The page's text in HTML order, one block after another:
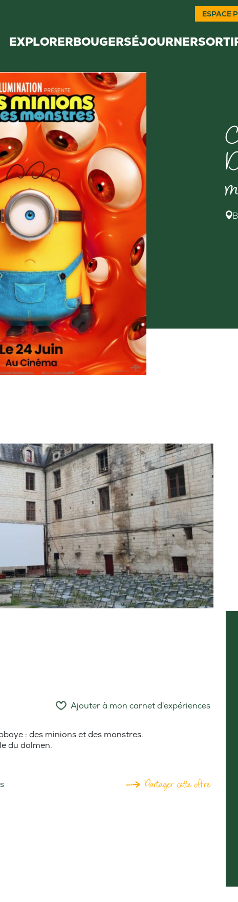
ESPACE
EXPLORERBOUGERSÉJOURNER
Ajouter à mon carnet d'expériences
: des minions et des monstres.
du dolmen.
Partager cette offre